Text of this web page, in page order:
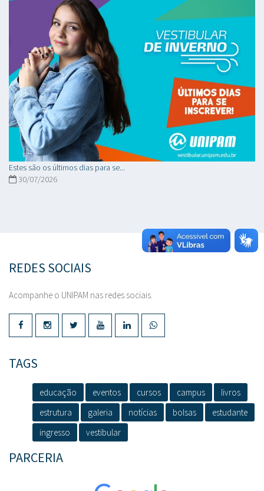
Estes são os últimos dias para se...
30/07/2026
REDES SOCIAIS
Acompanhe o UNIPAM nas redes sociais.
TAGS
educação eventos cursos campus
livros
estrutura
galeria notícias bolsas
estudante
ingresso
vestibular
PARCERIA